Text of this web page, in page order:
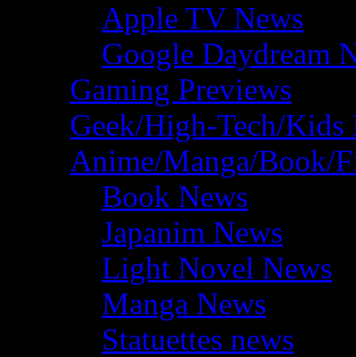
Apple TV News
Google Daydream
Gaming Previews
Geek/High-Tech/Kids
Anime/Manga/Book/
Book News
Japanim News
Light Novel News
Manga News
Statuettes news